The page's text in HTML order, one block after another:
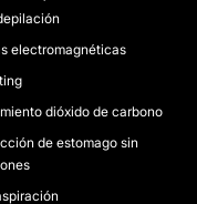
electromagnéticas
dióxido de carbono
de estomago sin